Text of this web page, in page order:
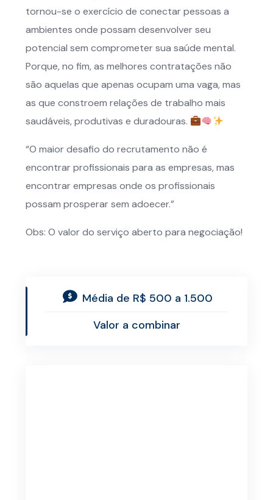
tornou-se o exercício de conectar pessoas a
ambientes onde possam desenvolver seu
potencial sem comprometer sua saúde mental.
Porque, no fim, as melhores contratações não
são aquelas que apenas ocupam uma vaga, mas
as que constroem relações de trabalho mais
saudáveis, produtivas e duradouras.
“O maior desafio do recrutamento não é
encontrar profissionais para as empresas, mas
encontrar empresas onde os profissionais
possam prosperar sem adoecer.”
Obs: O valor do serviço aberto para negociação!
Média de R$ 500 a 1.500
Valor a combinar